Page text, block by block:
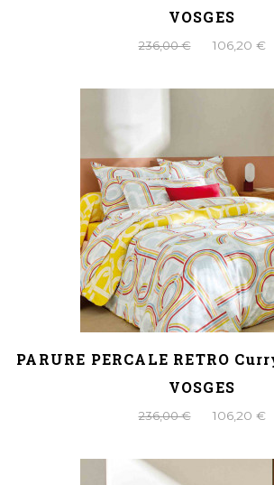
VOSGES
236,00 € 106,20 €
PARURE PERCALE RETRO
VOSGES
236,00 € 106,20 €